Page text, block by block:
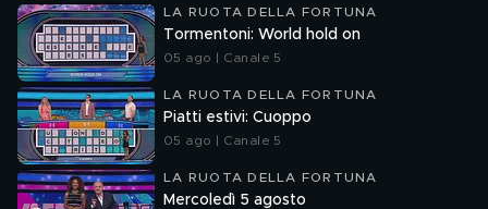
LA RUOTA DELLA FORTUNA
Tormentoni: World hold on
05 ago | Canale 5
LA RUOTA DELLA FORTUNA
Piatti estivi: Cuoppo
05 ago | Canale 5
LA RUOTA DELLA FORTUNA
Mercoledì 5 agosto